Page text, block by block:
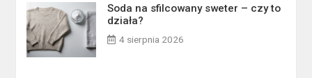
Soda na sfilcowany sweter – czy to
działa?
4 sierpnia 2026